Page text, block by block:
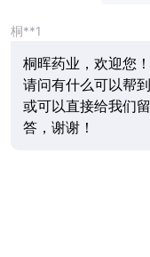
桐**1
桐晖药业，欢迎您！
请问有什么可以帮
或可以直接给我们
答，谢谢！